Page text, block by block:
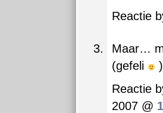
Reactie
Maar…
(gefeli
)
Reactie
2007 @